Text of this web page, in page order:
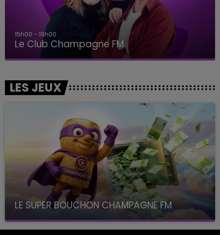
15h00 - 19h00
Le Club Champagne FM
LES JEUX
LE SUPER BOUCHON CHAMPAGNE FM
avec La Famille Champagne FM, à 8H10